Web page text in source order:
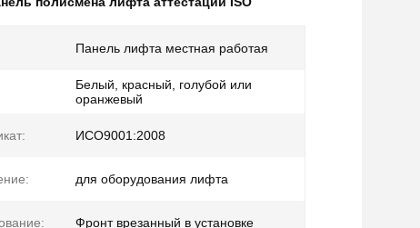
Панель лифта местная работая
Белый, красный, голубой или
оранжевый
ИСО9001:2008
для оборудования лифта
Фронт врезанный в установке